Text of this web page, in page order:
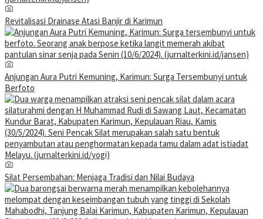
Revitalisasi Drainase Atasi Banjir di Karimun
Anjungan Aura Putri Kemuning, Karimun: Surga Tersembunyi untuk
Berfoto
Silat Persembahan: Menjaga Tradisi dan Nilai Budaya